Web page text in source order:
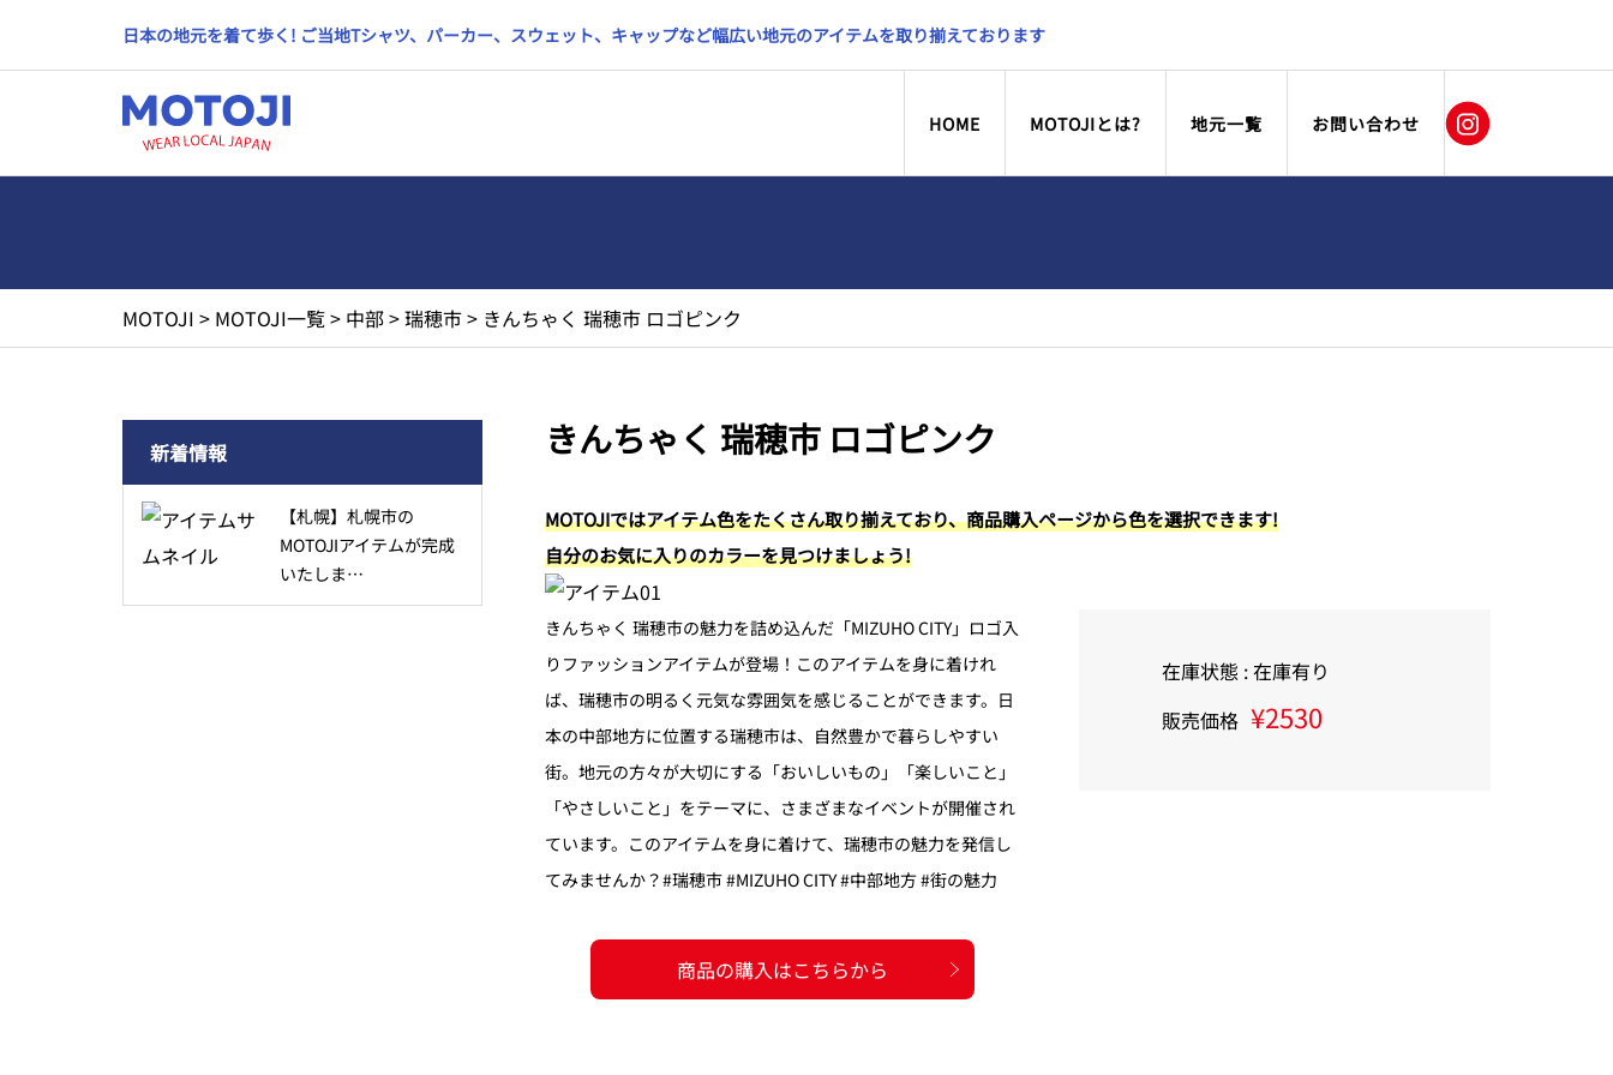
日本の地元を着て歩く! ご当地Tシャツ、パーカー、スウェット、キャップなど幅広い地元のアイテムを取り揃えております
HOME MOTOJIとは? 地元一覧 お問い合わせ
MOTOJI > MOTOJI一覧> 中部>瑞穂市> きんちゃく 瑞穂市 ロゴピンク
新着情報
【札幌】札幌市の
MOTOJIアイテムが完成
いたしま…
きんちゃく 瑞穂市 ロゴピンク
MOTOJIではアイテム色をたくさん取り揃えており、商品購入ページから色を選択できます!
自分のお気に入りのカラーを見つけましょう!
きんちゃく 瑞穂市の魅力を詰め込んだ「MIZUHO CITY」ロゴ入
りファッションアイテムが登場！このアイテムを身に着けれ
ば、瑞穂市の明るく元気な雰囲気を感じることができます。日
本の中部地方に位置する瑞穂市は、自然豊かで暮らしやすい
街。地元の方々が大切にする「おいしいもの」「楽しいこと」
「やさしいこと」をテーマに、さまざまなイベントが開催され
ています。このアイテムを身に着けて、瑞穂市の魅力を発信し
てみませんか？#瑞穂市 #MIZUHO CITY #中部地方 #街の魅力
商品の購入はこちらから
在庫状態 : 在庫有り
販売価格 ¥2530